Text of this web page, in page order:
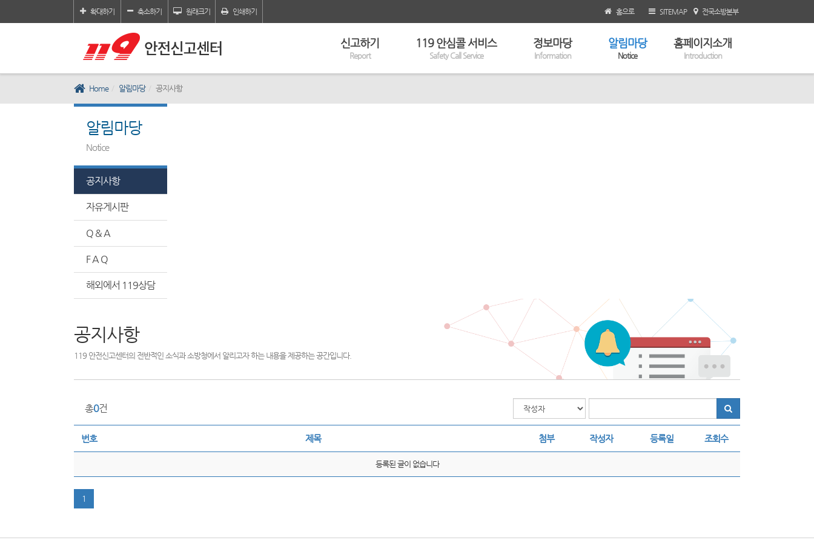
확대하기 축소하기 원래크기 인쇄하기 홈으로 SITEMAP 전국소방본부
신고하기
Report
119 안심콜 서비스
Safety Call Service
정보마당
Information
알림마당
Notice
홈페이지소개
Introduction
Home 알림마당 공지사항
알림마당
Notice
공지사항
자유게시판
Q & A
F A Q
해외에서 119상담
공지사항
119 안전신고센터의 전반적인 소식과 소방청에서 알리고자 하는 내용을 제공하는 공간입니다.
총0건
번호 제목 첨부 작성자 등록일 조회수
등록된 글이 없습니다
1